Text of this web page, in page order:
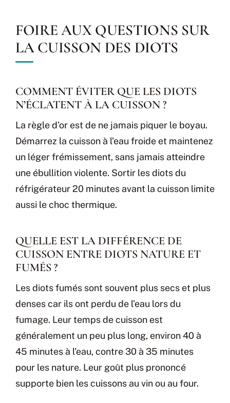
FOIRE AUX QUESTIONS SUR
LA CUISSON DES DIOTS
COMMENT ÉVITER QUE LES DIOTS
N’ÉCLATENT À LA CUISSON ?
La règle d’or est de ne jamais piquer le boyau.
Démarrez la cuisson à l’eau froide et maintenez
un léger frémissement, sans jamais atteindre
une ébullition violente. Sortir les diots du
réfrigérateur 20 minutes avant la cuisson limite
aussi le choc thermique.
QUELLE EST LA DIFFÉRENCE DE
CUISSON ENTRE DIOTS NATURE ET
FUMÉS ?
Les diots fumés sont souvent plus secs et plus
denses car ils ont perdu de l’eau lors du
fumage. Leur temps de cuisson est
généralement un peu plus long, environ 40 à
45 minutes à l’eau, contre 30 à 35 minutes
pour les nature. Leur goût plus prononcé
supporte bien les cuissons au vin ou au four.